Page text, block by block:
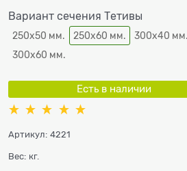
Вариант сечения Тетивы
250х50 мм. 250х60 мм. 300х40 мм.
300x60 мм.
Есть в наличии
Артикул: 4221
Вес: кг.